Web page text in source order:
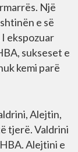
Një
e së
ekspozuar
sukseset e
kemi parë
Alejtin,
tjerë. Valdrini
Alejtini e